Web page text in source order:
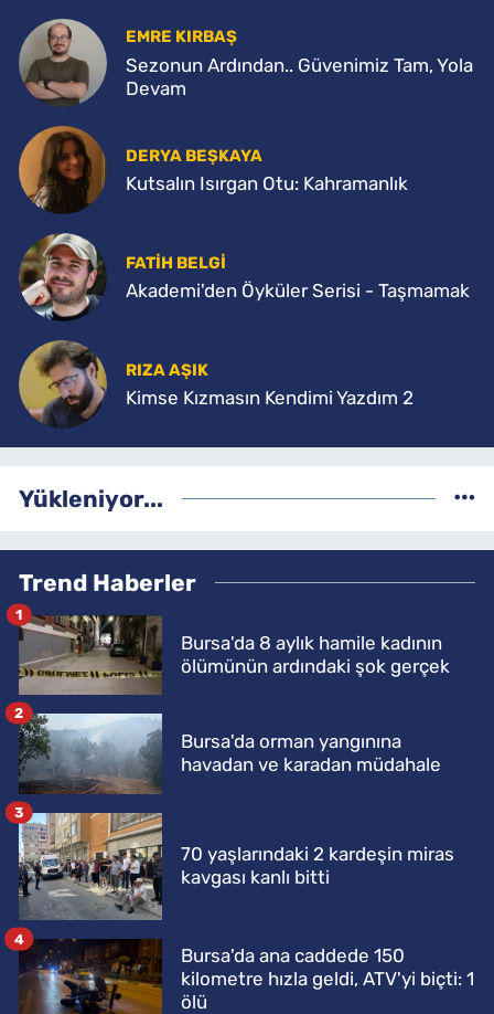
EMRE KIRBAŞ
Sezonun Ardından.. Güvenimiz Tam, Yola
Devam
DERYA BEŞKAYA
Kutsalın Isırgan Otu: Kahramanlık
FATİH BELGİ
Akademi'den Öyküler Serisi - Taşmamak
RIZA AŞIK
Kimse Kızmasın Kendimi Yazdım 2
Yükleniyor...
Trend Haberler
Bursa'da 8 aylık hamile kadının
ölümünün ardındaki şok gerçek
1
Bursa'da orman yangınına
havadan ve karadan müdahale
2
70 yaşlarındaki 2 kardeşin miras
kavgası kanlı bitti
3
Bursa'da ana caddede 150
kilometre hızla geldi, ATV'yi biçti: 1
ölü
4